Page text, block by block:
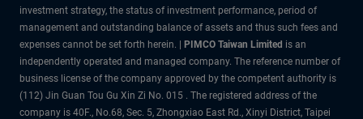
investment strategy, the status of investment performance, period of
management and outstanding balance of assets and thus such fees and
expenses cannot be set forth herein. | PIMCO Taiwan Limited is an
independently operated and managed company. The reference number of
business license of the company approved by the competent authority is
(112) Jin Guan Tou Gu Xin Zi No. 015 . The registered address of the
company is 40F., No.68, Sec. 5, Zhongxiao East Rd., Xinyi District, Taipei